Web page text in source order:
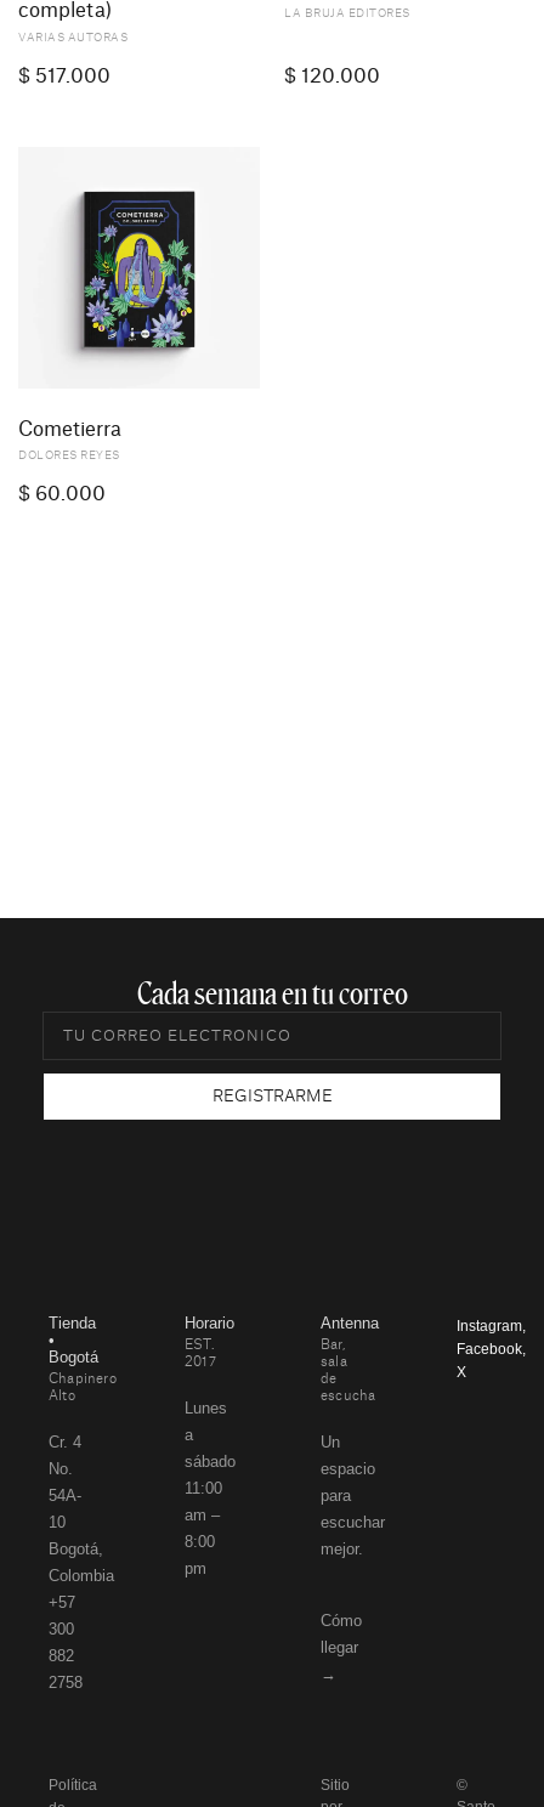
completa)
VARIAS AUTORAS
$ 517.000
LA BRUJA EDITORES
$ 120.000
Cometierra
DOLORES REYES
$ 60.000
Cada semana en tu correo​
REGISTRARME
Tienda
•
Bogotá
Chapinero
Alto
Cr. 4
No.
54A-
10
Bogotá,
Colombia
+57
300
882
2758
Horario
EST.
2017
Lunes
a
sábado
11:00
am –
8:00
pm
Antenna
Bar,
sala
de
escucha
Un
espacio
para
escuchar
mejor.
Cómo
llegar
→
Instagram,
Facebook,
X
Política
Sitio
©